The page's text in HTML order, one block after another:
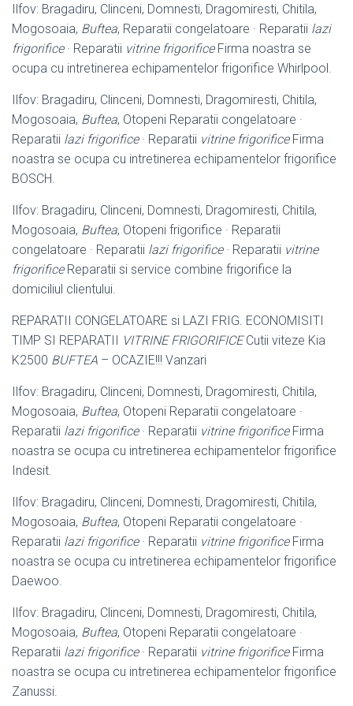
Ilfov: Bragadiru, Clinceni, Domnesti, Dragomiresti, Chitila,
Mogosoaia, Buftea, Reparatii congelatoare · Reparatii lazi
frigorifice· Reparatii vitrine frigorificeFirma noastra se
ocupa cu intretinerea echipamentelor frigorifice Whirlpool.
Ilfov: Bragadiru, Clinceni, Domnesti, Dragomiresti, Chitila,
Mogosoaia, Buftea, Otopeni Reparatii congelatoare ·
Reparatii lazi frigorifice· Reparatii vitrine frigorificeFirma
noastra se ocupa cu intretinerea echipamentelor frigorifice
BOSCH.
Ilfov: Bragadiru, Clinceni, Domnesti, Dragomiresti, Chitila,
Mogosoaia, Buftea, Otopeni frigorifice · Reparatii
congelatoare · Reparatii lazi frigorifice· Reparatii vitrine
frigorificeReparatii si service combine frigorifice la
domiciliul clientului.
REPARATII CONGELATOARE si LAZI FRIG. ECONOMISITI
TIMP SI REPARATII VITRINE FRIGORIFICECutii viteze Kia
K2500 BUFTEA – OCAZIE!!! Vanzari
Ilfov: Bragadiru, Clinceni, Domnesti, Dragomiresti, Chitila,
Mogosoaia, Buftea, Otopeni Reparatii congelatoare ·
Reparatii lazi frigorifice· Reparatii vitrine frigorificeFirma
noastra se ocupa cu intretinerea echipamentelor frigorifice
Indesit.
Ilfov: Bragadiru, Clinceni, Domnesti, Dragomiresti, Chitila,
Mogosoaia, Buftea, Otopeni Reparatii congelatoare ·
Reparatii lazi frigorifice· Reparatii vitrine frigorificeFirma
noastra se ocupa cu intretinerea echipamentelor frigorifice
Daewoo.
Ilfov: Bragadiru, Clinceni, Domnesti, Dragomiresti, Chitila,
Mogosoaia, Buftea, Otopeni Reparatii congelatoare ·
Reparatii lazi frigorifice· Reparatii vitrine frigorificeFirma
noastra se ocupa cu intretinerea echipamentelor frigorifice
Zanussi.